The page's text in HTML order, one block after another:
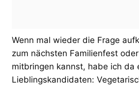
Wenn mal wieder die Frage
zum nächsten Familienfest
mitbringen kannst, habe ich da
Lieblingskandidaten: